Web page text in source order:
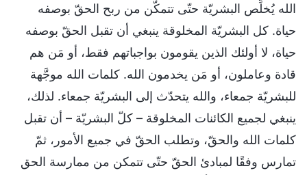
الله يُخلِّص البشريّة حتّى تتمكّن من ربح الحقّ بوصفه
حياة. كل البشريّة المخلوقة ينبغي أن تقبل الحقّ بوصفه
حياة، لا أولئك الذين يقومون بواجباتهم فقط، أو مَن هم
قادة وعاملون، أو مَن يخدمون الله. كلمات الله موجَّهة
للبشريّة جمعاء، والله يتحدّث إلى البشريّة جمعاء. لذلك،
ينبغي لجميع الكائنات المخلوقة – كلّ البشريّة – أن تقبل
كلمات الله والحقّ، وتطلب الحقّ في جميع الأمور، ثمّ
تمارس وفقًا لمبادئ الحقّ حتّى تتمكن من ممارسة الحق